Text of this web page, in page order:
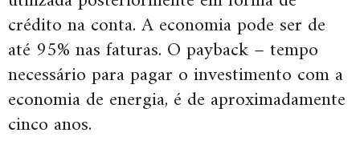
crédito na conta. A economia pode ser de
até 95% nas faturas. O payback – tempo
necessário para pagar o investimento com a
economia de energia, é de aproximadamente
cinco anos.